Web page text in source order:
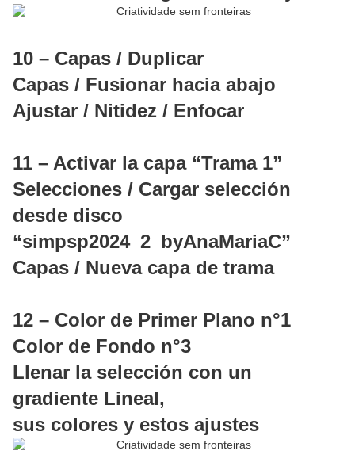
10 – Capas / Duplicar
Capas / Fusionar hacia abajo
Ajustar / Nitidez / Enfocar
11 – Activar la capa “Trama 1”
Selecciones / Cargar selección
desde disco
“simpsp2024_2_byAnaMariaC”
Capas / Nueva capa de trama
12 – Color de Primer Plano n°1
Color de Fondo n°3
Llenar la selección con un
gradiente Lineal,
sus colores y estos ajustes